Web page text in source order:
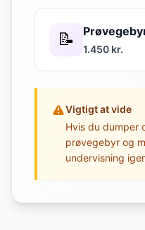
📝 1.450 kr.
Vigtigt at vide
Hvis du dumper
prøvegebyr og
undervisning